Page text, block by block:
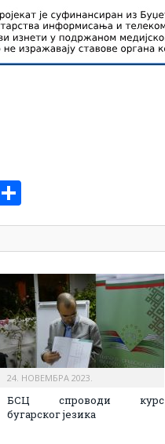
24. НОВЕМБРА 2023.
БСЦ спроводи курс
бугарског језика